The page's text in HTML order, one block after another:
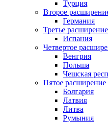
Турция
Второе
Германия
Третье расширение
Испания
Четвертое
Венгрия
Польша
Чешская
Пятое расширение
Болгария
Латвия
Литва
Румыния